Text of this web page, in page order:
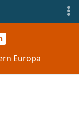
Europa